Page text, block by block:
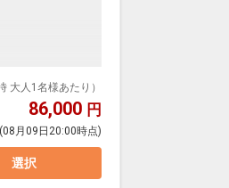
天風呂が人気で
り2,000円（税
市滞在はもちろ
キ」が味わえる
大人1名様あたり）
86,000 円
(08月09日20:00時点)
選択